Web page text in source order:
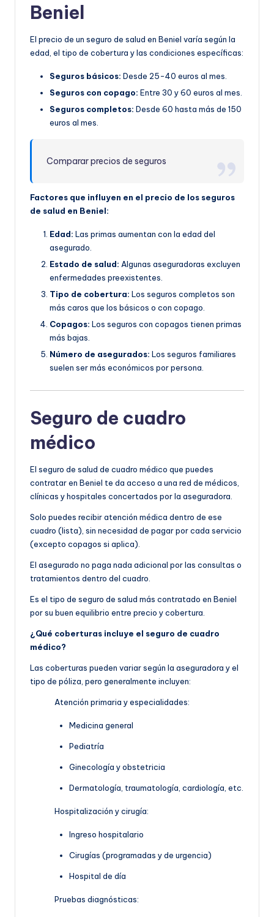
Beniel
El precio de un seguro de salud en Beniel varía según la
edad, el tipo de cobertura y las condiciones específicas:
Seguros básicos: Desde 25-40 euros al mes.
Seguros con copago: Entre 30 y 60 euros al mes.
Seguros completos: Desde 60 hasta más de 150
euros al mes.
Comparar precios de seguros
Factores que influyen en el precio de los seguros
de salud en Beniel:
Edad: Las primas aumentan con la edad del
asegurado.
Estado de salud: Algunas aseguradoras excluyen
enfermedades preexistentes.
Tipo de cobertura: Los seguros completos son
más caros que los básicos o con copago.
Copagos: Los seguros con copagos tienen primas
más bajas.
Número de asegurados: Los seguros familiares
suelen ser más económicos por persona.
Seguro de cuadro
médico
El seguro de salud de cuadro médico que puedes
contratar en Beniel te da acceso a una red de médicos,
clínicas y hospitales concertados por la aseguradora.
Solo puedes recibir atención médica dentro de ese
cuadro (lista), sin necesidad de pagar por cada servicio
(excepto copagos si aplica).
El asegurado no paga nada adicional por las consultas o
tratamientos dentro del cuadro.
Es el tipo de seguro de salud más contratado en Beniel
por su buen equilibrio entre precio y cobertura.
¿Qué coberturas incluye el seguro de cuadro
médico?
Las coberturas pueden variar según la aseguradora y el
tipo de póliza, pero generalmente incluyen:
Atención primaria y especialidades:
Medicina general
Pediatría
Ginecología y obstetricia
Dermatología, traumatología, cardiología, etc.
Hospitalización y cirugía:
Ingreso hospitalario
Cirugías (programadas y de urgencia)
Hospital de día
Pruebas diagnósticas: